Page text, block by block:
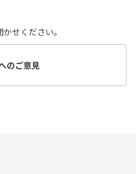
せください。
のご意見